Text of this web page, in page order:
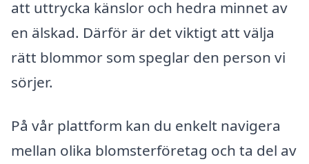
att uttrycka känslor och hedra minnet av
en älskad. Därför är det viktigt att välja
rätt blommor som speglar den person vi
sörjer.
På vår plattform kan du enkelt navigera
mellan olika blomsterföretag och ta del av